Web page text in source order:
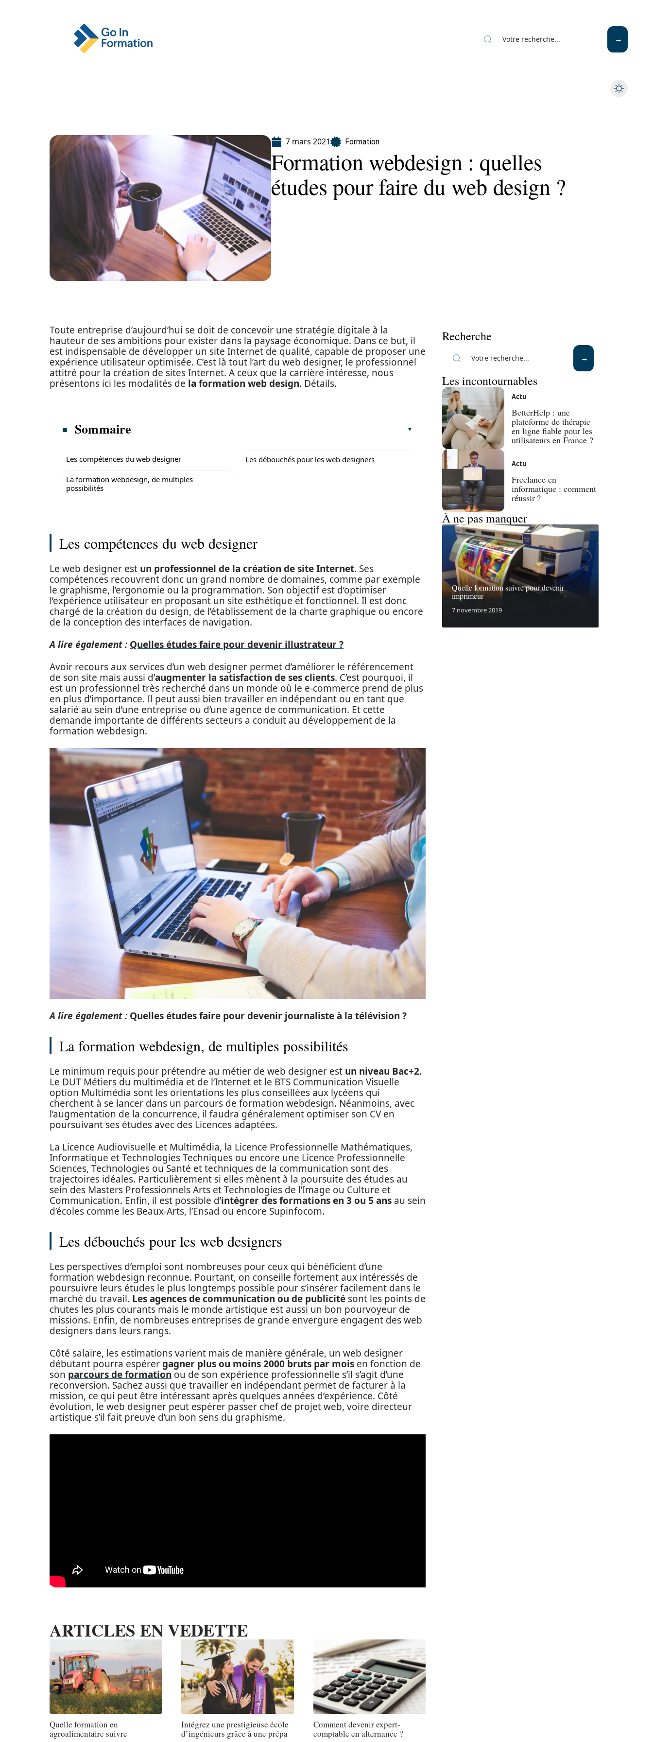
7 mars 2021 Formation
Formation webdesign : quelles
études pour faire du web design ?
Toute entreprise d’aujourd’hui se doit de concevoir une stratégie digitale à la
hauteur de ses ambitions pour exister dans la paysage économique. Dans ce but, il
est indispensable de développer un site Internet de qualité, capable de proposer une
expérience utilisateur optimisée. C’est là tout l’art du web designer, le professionnel
attitré pour la création de sites Internet. A ceux que la carrière intéresse, nous
présentons ici les modalités de la formation web design. Détails.
Sommaire
Les compétences du web designer
La formation webdesign, de multiples
possibilités
Les débouchés pour les web designers
Les compétences du web designer
Le web designer est un professionnel de la création de site Internet. Ses
compétences recouvrent donc un grand nombre de domaines, comme par exemple
le graphisme, l’ergonomie ou la programmation. Son objectif est d’optimiser
l’expérience utilisateur en proposant un site esthétique et fonctionnel. Il est donc
chargé de la création du design, de l’établissement de la charte graphique ou encore
de la conception des interfaces de navigation.
A lire également : Quelles études faire pour devenir illustrateur ?
Avoir recours aux services d’un web designer permet d’améliorer le référencement
de son site mais aussi d’augmenter la satisfaction de ses clients. C’est pourquoi, il
est un professionnel très recherché dans un monde où le e-commerce prend de plus
en plus d’importance. Il peut aussi bien travailler en indépendant ou en tant que
salarié au sein d’une entreprise ou d’une agence de communication. Et cette
demande importante de différents secteurs a conduit au développement de la
formation webdesign.
A lire également : Quelles études faire pour devenir journaliste à la télévision ?
La formation webdesign, de multiples possibilités
Le minimum requis pour prétendre au métier de web designer est un niveau Bac+2.
Le DUT Métiers du multimédia et de l’Internet et le BTS Communication Visuelle
option Multimédia sont les orientations les plus conseillées aux lycéens qui
cherchent à se lancer dans un parcours de formation webdesign. Néanmoins, avec
l’augmentation de la concurrence, il faudra généralement optimiser son CV en
poursuivant ses études avec des Licences adaptées.
La Licence Audiovisuelle et Multimédia, la Licence Professionnelle Mathématiques,
Informatique et Technologies Techniques ou encore une Licence Professionnelle
Sciences, Technologies ou Santé et techniques de la communication sont des
trajectoires idéales. Particulièrement si elles mènent à la poursuite des études au
sein des Masters Professionnels Arts et Technologies de l’Image ou Culture et
Communication. Enfin, il est possible d’intégrer des formations en 3 ou 5 ans au sein
d’écoles comme les Beaux-Arts, l’Ensad ou encore Supinfocom.
Les débouchés pour les web designers
Les perspectives d’emploi sont nombreuses pour ceux qui bénéficient d’une
formation webdesign reconnue. Pourtant, on conseille fortement aux intéressés de
poursuivre leurs études le plus longtemps possible pour s’insérer facilement dans le
marché du travail. Les agences de communication ou de publicité sont les points de
chutes les plus courants mais le monde artistique est aussi un bon pourvoyeur de
missions. Enfin, de nombreuses entreprises de grande envergure engagent des web
designers dans leurs rangs.
Côté salaire, les estimations varient mais de manière générale, un web designer
débutant pourra espérergagner plus ou moins 2000 bruts par mois en fonction de
son parcours de formation ou de son expérience professionnelle s’il s’agit d’une
reconversion. Sachez aussi que travailler en indépendant permet de facturer à la
mission, ce qui peut être intéressant après quelques années d’expérience. Côté
évolution, le web designer peut espérer passer chef de projet web, voire directeur
artistique s’il fait preuve d’un bon sens du graphisme.
ARTICLES EN VEDETTE
Quelle formation en
agroalimentaire suivre
Intégrez une prestigieuse école
d’ingénieurs grâce à une prépa
Comment devenir expert-
comptable en alternance ?
Recherche
Les incontournables
Actu
BetterHelp : une
plateforme de thérapie
en ligne fiable pour les
utilisateurs en France ?
Actu
Freelance en
informatique : comment
réussir ?
À ne pas manquer
Quelle formation suivre pour devenir
imprimeur
7 novembre 2019